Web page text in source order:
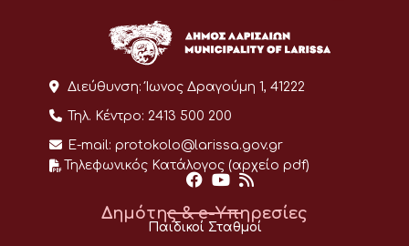
Διεύθυνση: Ίωνος Δραγούμη 1, 41222
Τηλ. Κέντρο: 2413 500 200
E-mail: protokolo@larissa.gov.gr
Τηλεφωνικός Κατάλογος (αρχείο pdf)
Δημότης & e-Υπηρεσίες
Παιδικοί Σταθμοί